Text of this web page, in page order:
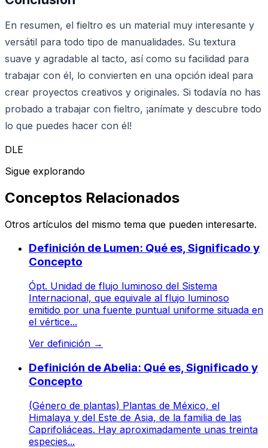
En resumen, el fieltro es un material muy interesante y
versátil para todo tipo de manualidades. Su textura
suave y agradable al tacto, así como su facilidad para
trabajar con él, lo convierten en una opción ideal para
crear proyectos creativos y originales. Si todavía no has
probado a trabajar con fieltro, ¡anímate y descubre todo
lo que puedes hacer con él!
DLE
Sigue explorando
Conceptos Relacionados
Otros artículos del mismo tema que pueden interesarte.
Definición de Lumen: Qué es, Significado y
Concepto
Ópt. Unidad de flujo luminoso del Sistema
Internacional, que equivale al flujo luminoso
emitido por una fuente puntual uniforme situada en
el vértice...
Ver definición →
Definición de Abelia: Qué es, Significado y
Concepto
(Género de plantas) Plantas de México, el
Himalaya y del Este de Asia, de la familia de las
Caprifoliáceas. Hay aproximadamente unas treinta
especies...